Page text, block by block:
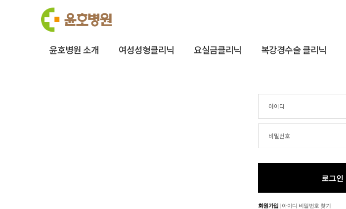
윤호병원 소개 여성성형클리닉 요실금클리닉 복강경수술 클리닉
회원가입 | 아이디 비밀번호 찾기